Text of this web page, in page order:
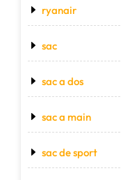
ryanair
sac
sac a dos
sac a main
sac de sport